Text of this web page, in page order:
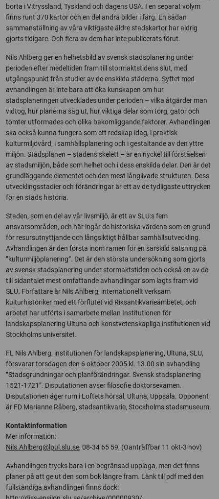
borta i Vitryssland, Tyskland och dagens USA. I en separat volym
finns runt 370 kartor och en del andra bilder i färg. En sådan
sammanställning av våra viktigaste äldre stadskartor har aldrig
gjorts tidigare. Och flera av dem har inte publicerats förut.
Nils Ahlberg ger en helhetsbild av svensk stadsplanering under
perioden efter medeltiden fram till stormaktstidens slut, med
utgångspunkt från studier av de enskilda städerna. Syftet med
avhandlingen är inte bara att öka kunskapen om hur
stadsplaneringen utvecklades under perioden – vilka åtgärder man
vidtog, hur planerna såg ut, hur viktiga delar som torg, gator och
tomter utformades och olika bakomliggande faktorer. Avhandlingen
ska också kunna fungera som ett redskap idag, i praktisk
kulturmiljövård, i samhällsplanering och i gestaltande av den yttre
miljön. Stadsplanen – stadens skelett – är en nyckel till förståelsen
av stadsmiljön, både som helhet och i dess enskilda delar. Den är det
grundläggande elementet och den mest långlivade strukturen. Dess
utvecklingsstadier och förändringar är ett av de tydligaste uttrycken
för en stads historia.
Staden, som en del av vår livsmiljö, är ett av SLU:s fem
ansvarsområden, och här ingår de historiska värdena som en grund
för resursutnyttjande och långsiktigt hållbar samhällsutveckling.
Avhandlingen är den första inom ramen för en särskild satsning på
”kulturmiljöplanering”. Det är den största undersökning som gjorts
av svensk stadsplanering under stormaktstiden och också en av de
till sidantalet mest omfattande avhandlingar som lagts fram vid
SLU. Författare är Nils Ahlberg, internationellt verksam
kulturhistoriker med ett förflutet vid Riksantikvarieämbetet, och
arbetet har utförts i samarbete mellan Institutionen för
landskapsplanering Ultuna och konstvetenskapliga institutionen vid
Stockholms universitet.
FL Nils Ahlberg, institutionen för landskapsplanering, Ultuna, SLU,
försvarar torsdagen den 6 oktober 2005 kl. 13.00 sin avhandling
”Stadsgrundningar och planförändringar. Svensk stadsplanering
1521-1721”. Disputationen avser filosofie doktorsexamen.
Disputationen äger rum i Loftets hörsal, Ultuna, Uppsala. Opponent
är FD Marianne Råberg, stadsantikvarie, Stockholms stadsmuseum.
Kontaktinformation
Mer information:
Nils.Ahlberg@lpul.slu.se, 08-34 65 59, (Oanträffbar 11 okt-3 nov)
Avhandlingen trycks bara i en begränsad upplaga, men det finns
planer på att ge ut den som bok längre fram. Länk till pdf med den
fullständiga avhandlingen finns dock: